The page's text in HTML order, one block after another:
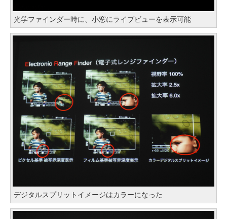
光学ファインダー時に、小窓にライブビューを表示可能
デジタルスプリットイメージはカラーになった